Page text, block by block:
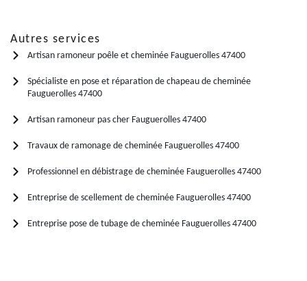
Autres services
Artisan ramoneur poêle et cheminée Fauguerolles 47400
Spécialiste en pose et réparation de chapeau de cheminée
Fauguerolles 47400
Artisan ramoneur pas cher Fauguerolles 47400
Travaux de ramonage de cheminée Fauguerolles 47400
Professionnel en débistrage de cheminée Fauguerolles 47400
Entreprise de scellement de cheminée Fauguerolles 47400
Entreprise pose de tubage de cheminée Fauguerolles 47400